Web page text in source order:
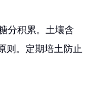
分积累。土壤含
则。定期培土防止